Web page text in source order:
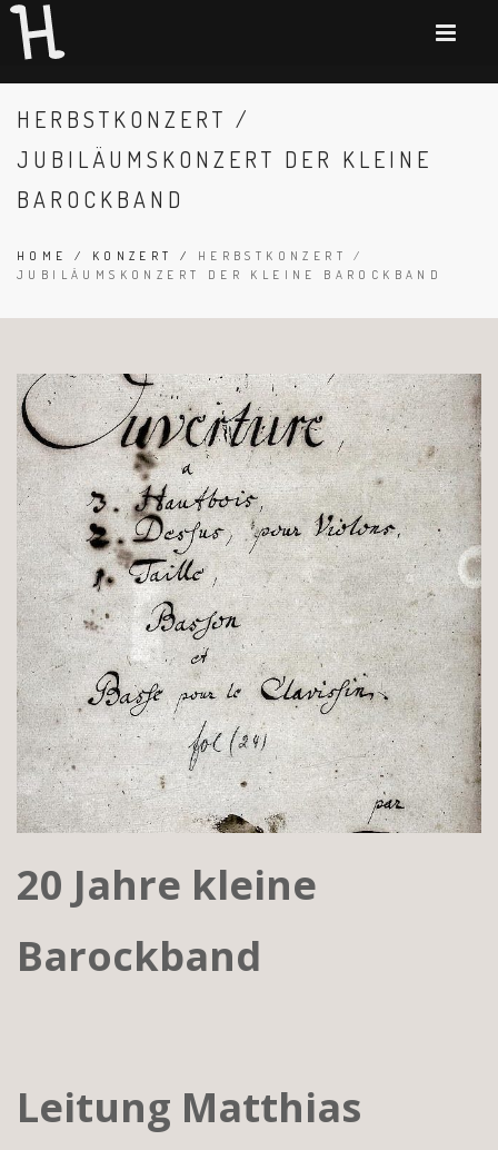
HERBSTKONZERT /
JUBILÄUMSKONZERT DER KLEINE
BAROCKBAND
HOME / KONZERT / HERBSTKONZERT /
JUBILÄUMSKONZERT DER KLEINE BAROCKBAND
20 Jahre kleine
Barockband
Leitung Matthias